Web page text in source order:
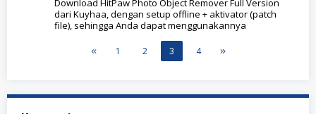
Download HitPaw Photo Object Remover Full Version
dari Kuyhaa, dengan setup offline + aktivator (patch
file), sehingga Anda dapat menggunakannya
1 2 3 4